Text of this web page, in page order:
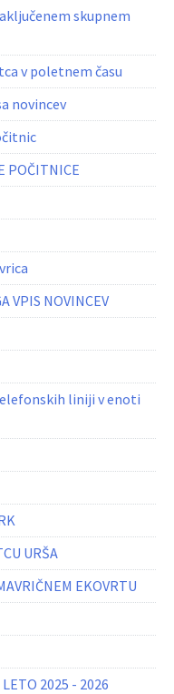
skupnem
v poletnem času
novincev
POČITNICE
VPIS NOVINCEV
liniji v enoti
URŠA
EKOVRTU
LETO 2025 - 2026